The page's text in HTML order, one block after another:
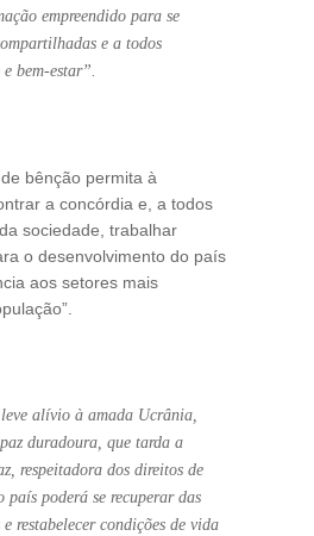
empreendido para se
e a todos
e bem-estar”.
bênção permita à
a concórdia e, a todos
sociedade, trabalhar
o desenvolvimento do país
aos setores mais
alívio à amada Ucrânia,
duradoura, que tarda a
respeitadora dos direitos de
país poderá se recuperar das
restabelecer condições de vida